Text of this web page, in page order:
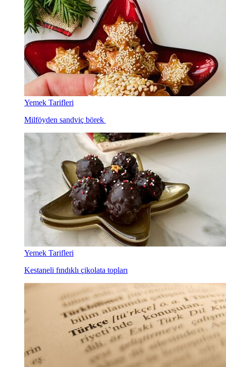
Yemek Tarifleri
Milföyden sandviç börek
Yemek Tarifleri
Kestaneli fındıklı çikolata topları